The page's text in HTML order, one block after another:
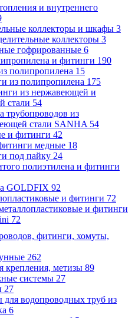
и внутреннего
коллекторы и шкафы 3
коллекторы 3
гофрированные 6
и фитинги 190
полипропилена 15
из полипропилена 175
из нержавеющей и
стали 54
трубопроводов из
стали SANHA 54
и фитинги 42
медные 18
под пайку 24
полиэтилена и фитинги
GOLDFIX 92
и фитинги 72
и фитинги
72
фитинги, хомуты,
262
крепления, метизы 89
системы 27
27
водопроводных труб из
6